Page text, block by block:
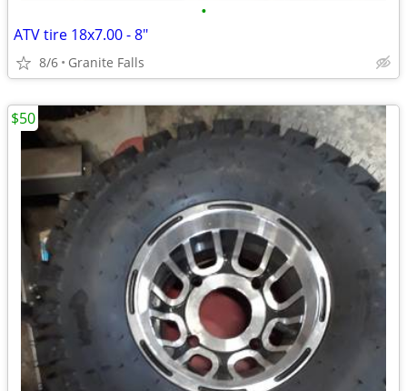
•
ATV tire 18x7.00 - 8"
8/6 Granite Falls
$50